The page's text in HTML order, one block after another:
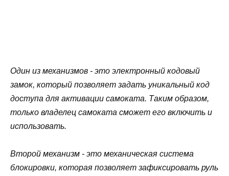
Один из механизмов - это электронный кодовый
замок, который позволяет задать уникальный код
доступа для активации самоката. Таким образом,
только владелец самоката сможет его включить и
использовать.
Второй механизм - это механическая система
блокировки, которая позволяет зафиксировать руль